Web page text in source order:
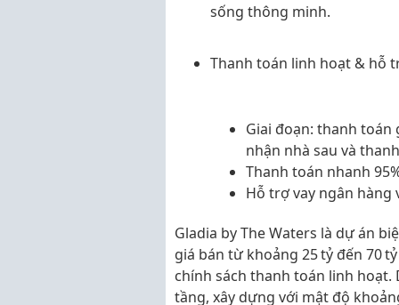
sống thông minh.
Thanh toán linh hoạt & hỗ
Giai đoạn: thanh toán
nhận nhà sau và
Thanh toán nhanh
Hỗ trợ vay ngân hàng
Gladia by The Waters là dự án
giá bán từ khoảng 25 tỷ đến 70
chính sách thanh toán linh hoạt.
tầng, xây dựng với mật độ